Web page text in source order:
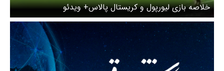
خلاصه بازی لیورپول و کریستال پالاس+ ویدئو